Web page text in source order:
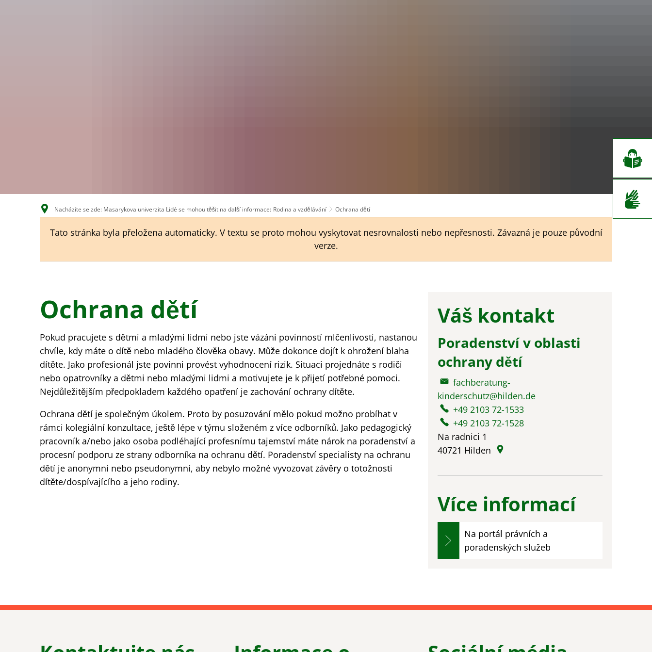
CS
Nacházíte se zde: Masarykova univerzita Lidé se mohou těšit na další informace: Rodina a vzdělávání Ochrana dětí
Tato stránka byla přeložena automaticky. V textu se proto mohou vyskytovat nesrovnalosti nebo nepřesnosti. Závazná je pouze původní
verze.
Ochrana
dětí
Ochrana dětí
Pokud pracujete s dětmi a mladými lidmi nebo jste vázáni povinností mlčenlivosti, nastanou
chvíle, kdy máte o dítě nebo mladého člověka obavy. Může dokonce dojít k ohrožení blaha
dítěte. Jako profesionál jste povinni provést vyhodnocení rizik. Situaci projednáte s rodiči
nebo opatrovníky a dětmi nebo mladými lidmi a motivujete je k přijetí potřebné pomoci.
Nejdůležitějším předpokladem každého opatření je zachování ochrany dítěte.
Ochrana dětí je společným úkolem. Proto by posuzování mělo pokud možno probíhat v
rámci kolegiální konzultace, ještě lépe v týmu složeném z více odborníků. Jako pedagogický
pracovník a/nebo jako osoba podléhající profesnímu tajemství máte nárok na poradenství a
procesní podporu ze strany odborníka na ochranu dětí. Poradenství specialisty na ochranu
dětí je anonymní nebo pseudonymní, aby nebylo možné vyvozovat závěry o totožnosti
dítěte/dospívajícího a jeho rodiny.
Váš kontakt
Poradenství v oblasti
ochrany dětí
fachberatung-
kinderschutz@hilden.de
+49 2103 72-1533
+49 2103 72-1528
Na radnici 1
40721 Hilden
Více informací
Na portál právních a
poradenských služeb